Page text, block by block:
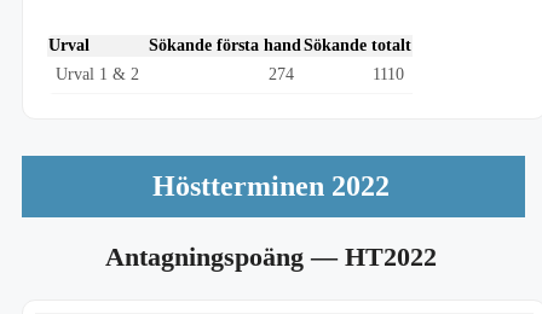
Urval Sökande första hand Sökande totalt
Urval 1 & 2
274 1110
Höstterminen 2022
Antagningspoäng— HT2022